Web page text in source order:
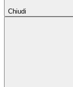
Chiudi